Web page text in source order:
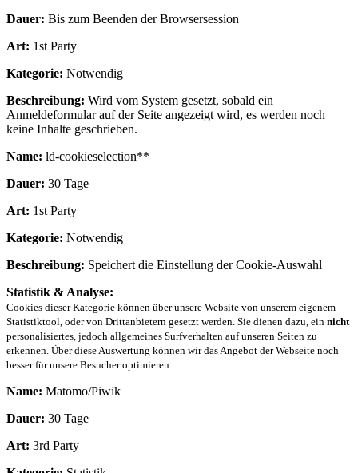
Dauer: Bis zum Beenden der Browsersession
Art: 1st Party
Kategorie: Notwendig
Beschreibung: Wird vom System gesetzt, sobald ein
Anmeldeformular auf der Seite angezeigt wird, es werden noch
keine Inhalte geschrieben.
Name: ld-cookieselection**
Dauer: 30 Tage
Art: 1st Party
Kategorie: Notwendig
Beschreibung: Speichert die Einstellung der Cookie-Auswahl
Statistik & Analyse:
Cookies dieser Kategorie können über unsere Website von unserem eigenem
Statistiktool, oder von Drittanbietern gesetzt werden. Sie dienen dazu, ein nicht
personalisiertes, jedoch allgemeines Surfverhalten auf unseren Seiten zu
erkennen. Über diese Auswertung können wir das Angebot der Webseite noch
besser für unsere Besucher optimieren.
Name: Matomo/Piwik
Dauer: 30 Tage
Art: 3rd Party